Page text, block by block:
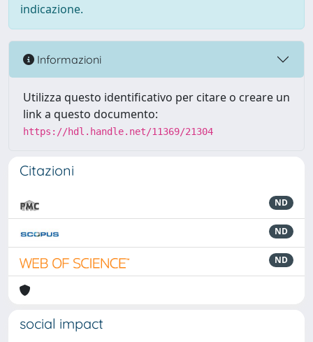
indicazione.
Informazioni
Utilizza questo identificativo per citare o creare un
link a questo documento:
https://hdl.handle.net/11369/21304
Citazioni
ND
ND
ND
social impact